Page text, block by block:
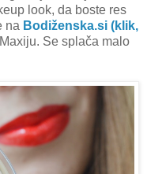
look, da boste res
na Bodiženska.si (klik,
Se splača malo